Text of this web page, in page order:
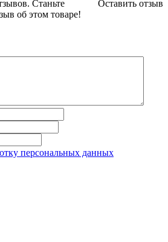
Оставить отзыв
Станьте
об этом товаре!
персональных данных